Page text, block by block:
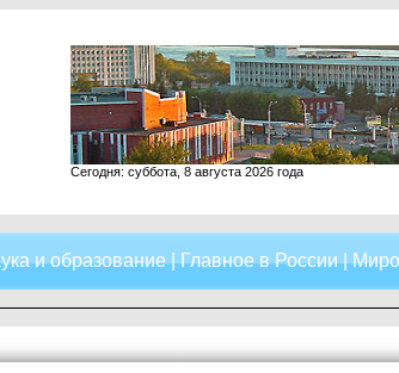
Сегодня: суббота, 8 августа 2026 года
и образование|Главное в России|